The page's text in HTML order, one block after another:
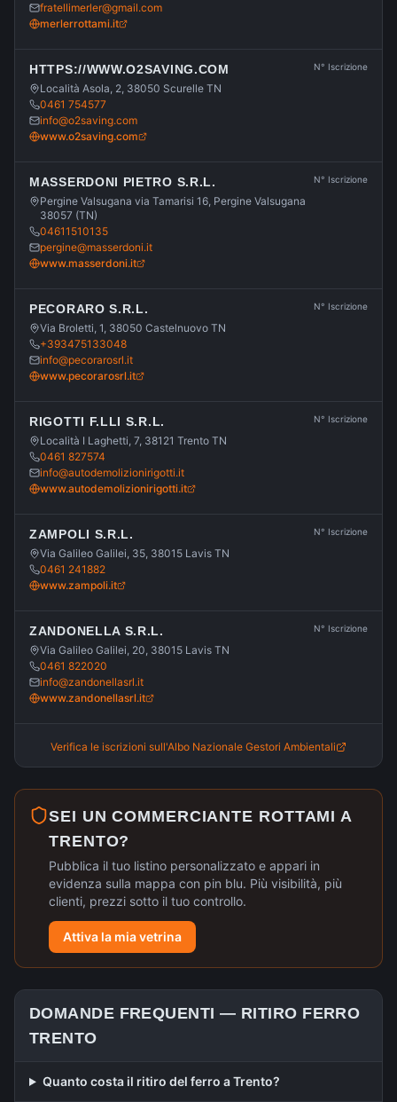
fratellimerler@gmail.com
merlerrottami.it
HTTPS://WWW.O2SAVING.COM
Località Asola, 2, 38050 Scurelle TN
0461 754577
info@o2saving.com
www.o2saving.com
N° Iscrizione
MASSERDONI PIETRO S.R.L.
Pergine Valsugana via Tamarisi 16, Pergine Valsugana
38057 (TN)
04611510135
pergine@masserdoni.it
www.masserdoni.it
N° Iscrizione
PECORARO S.R.L.
Via Broletti, 1, 38050 Castelnuovo TN
+393475133048
info@pecorarosrl.it
www.pecorarosrl.it
N° Iscrizione
RIGOTTI F.LLI S.R.L.
Località I Laghetti, 7, 38121 Trento TN
0461 827574
info@autodemolizionirigotti.it
www.autodemolizionirigotti.it
N° Iscrizione
ZAMPOLI S.R.L.
Via Galileo Galilei, 35, 38015 Lavis TN
0461 241882
www.zampoli.it
N° Iscrizione
ZANDONELLA S.R.L.
Via Galileo Galilei, 20, 38015 Lavis TN
0461 822020
info@zandonellasrl.it
www.zandonellasrl.it
N° Iscrizione
Verifica le iscrizioni sull'Albo Nazionale Gestori Ambientali
SEI UN COMMERCIANTE ROTTAMI A
TRENTO?
Pubblica il tuo listino personalizzato e appari in
evidenza sulla mappa con pin blu. Più visibilità, più
clienti, prezzi sotto il tuo controllo.
Attiva la mia vetrina
DOMANDE FREQUENTI — RITIRO FERRO
TRENTO
Quanto costa il ritiro del ferro a Trento?